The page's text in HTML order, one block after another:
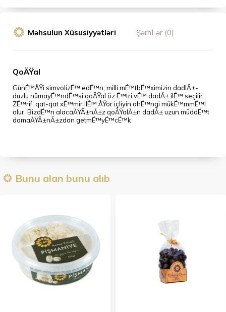
Məhsulun Xüsusiyyətləri ŞərhLər (0)
QoÄŸal
GünÉ™ÅŸi simvolizÉ™ edÉ™n, milli mÉ™tbÉ™ximizin dadlÄ±-
duzlu nümayÉ™ndÉ™si qoÄŸal öz É™tri vÉ™ dadÄ± ilÉ™ seçilir.
ZÉ™rif, qat-qat xÉ™mir ilÉ™ ÅŸor içliyin ahÉ™ngi mükÉ™mmÉ™l
olur. BizdÉ™n alacaÄŸÄ±nÄ±z qoÄŸalÄ±n dadÄ± uzun müddÉ™t
damaÄŸÄ±nÄ±zdan getmÉ™yÉ™cÉ™k.
Bunu alan bunu alıb